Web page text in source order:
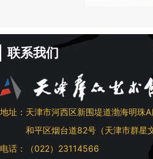
联系我们
地址：天津市河西区新围堤道渤海
和平区烟台道82号（天津市群星文
电话：（022）23114566